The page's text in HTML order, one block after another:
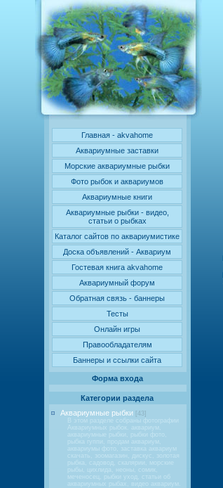
Главная - akvahome
Аквариумные заставки
Морские аквариумные рыбки
Фото рыбок и аквариумов
Аквариумные книги
Аквариумные рыбки - видео,
статьи о рыбках
Каталог сайтов по аквариумистике
Доска объявлений - Аквариум
Гостевая книга akvahome
Аквариумный форум
Обратная связь - баннеры
Тесты
Онлайн игры
Правообладателям
Баннеры и ссылки сайта
Форма входа
Категории раздела
Аквариумные рыбки
[43]
В этом разделе собраны фотографии
Аквариумных рыбок. аквариум,
аквариумные рыбки, рыбки фото,
рыбка гуппи, продам аквариум,
аквариумы фото, заставка аквариум
скачать, зоомагазин, дискус, золотая
рыбка, садовод, скалярии, морские
рыбы, цихлида, неоны, сомик,
меченосец, рыбки уход, статьи об
аквариумных рыбах, видео аквариум.